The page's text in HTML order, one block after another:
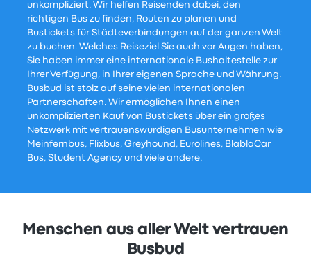
unkompliziert. Wir helfen Reisenden dabei, den
richtigen Bus zu finden, Routen zu planen und
Bustickets für Städteverbindungen auf der ganzen Welt
zu buchen. Welches Reiseziel Sie auch vor Augen haben,
Sie haben immer eine internationale Bushaltestelle zur
Ihrer Verfügung, in Ihrer eigenen Sprache und Währung.
Busbud ist stolz auf seine vielen internationalen
Partnerschaften. Wir ermöglichen Ihnen einen
unkomplizierten Kauf von Bustickets über ein großes
Netzwerk mit vertrauenswürdigen Busunternehmen wie
Meinfernbus, Flixbus, Greyhound, Eurolines, BlablaCar
Bus, Student Agency und viele andere.
Menschen aus aller Welt vertrauen
Busbud